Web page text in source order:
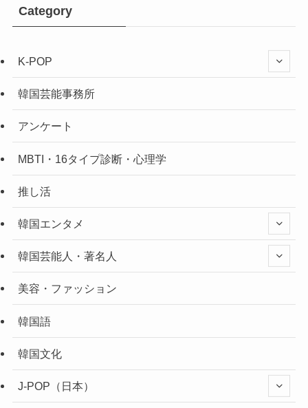
Category
K-POP
韓国芸能事務所
アンケート
MBTI・16タイプ診断・心理学
推し活
韓国エンタメ
韓国芸能人・著名人
美容・ファッション
韓国語
韓国文化
J-POP（日本）